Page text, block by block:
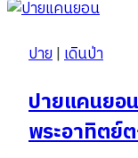
พญา
โคร่ง
ปี
ปาย|เดินป่า
ปายแคนยอ
พระอาทิตย์